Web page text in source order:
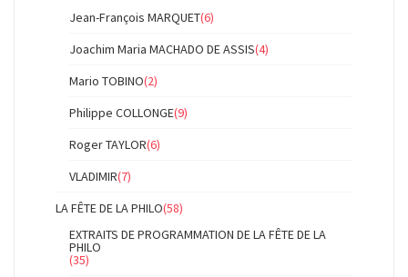
Jean-François MARQUET(6)
Joachim Maria MACHADO DE ASSIS(4)
Mario TOBINO(2)
Philippe COLLONGE(9)
Roger TAYLOR(6)
VLADIMIR(7)
LA FÊTE DE LA PHILO(58)
EXTRAITS DE PROGRAMMATION DE LA FÊTE DE LA
PHILO
(35)